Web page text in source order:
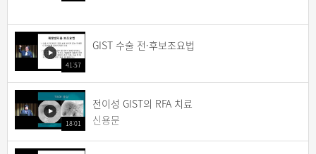
41:57
GIST 수술 전·후보조요법
18:01
전이성 GIST의 RFA 치료
신용문